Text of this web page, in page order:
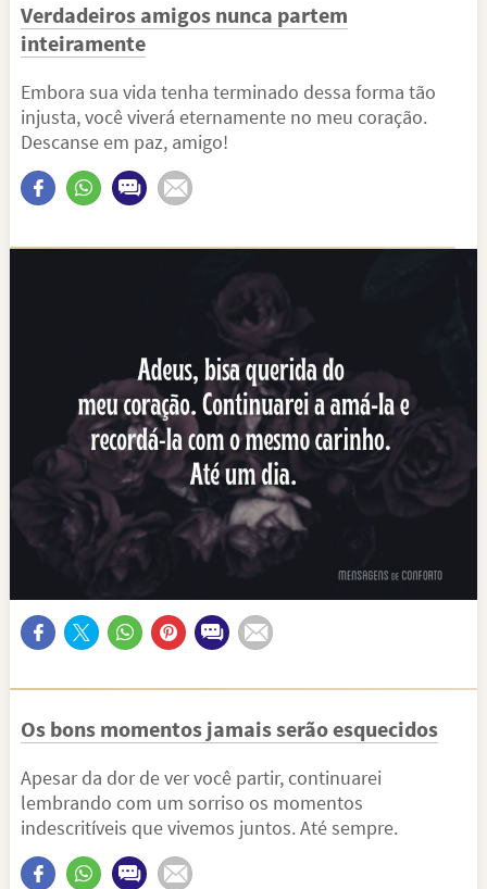
Verdadeiros amigos nunca partem
inteiramente
Embora sua vida tenha terminado dessa forma tão
injusta, você viverá eternamente no meu coração.
Descanse em paz, amigo!
Os bons momentos jamais serão esquecidos
Apesar da dor de ver você partir, continuarei
lembrando com um sorriso os momentos
indescritíveis que vivemos juntos. Até sempre.